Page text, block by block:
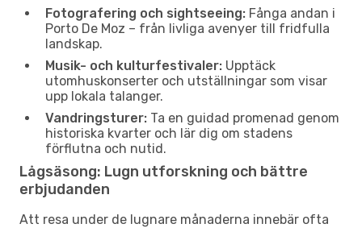
Fotografering och sightseeing: Fånga andan i
Porto De Moz – från livliga avenyer till fridfulla
landskap.
Musik- och kulturfestivaler: Upptäck
utomhuskonserter och utställningar som visar
upp lokala talanger.
Vandringsturer: Ta en guidad promenad genom
historiska kvarter och lär dig om stadens
förflutna och nutid.
Lågsäsong: Lugn utforskning och bättre
erbjudanden
Att resa under de lugnare månaderna innebär ofta